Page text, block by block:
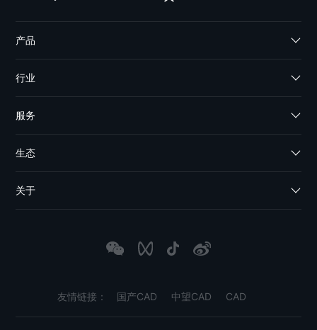
产品
行业
服务
生态
关于
友情链接： 国产CAD 中望CAD CAD